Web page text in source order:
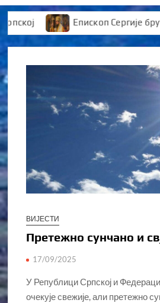
Епископ Сергије
ВИЈЕСТИ
Претежно сунчано и
17/09/2025
У Републици Српској и
очекује свежије, али претежно